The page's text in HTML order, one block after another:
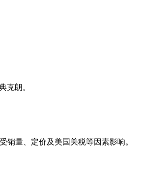
克朗。
量、定价及美国关税等因素影响。